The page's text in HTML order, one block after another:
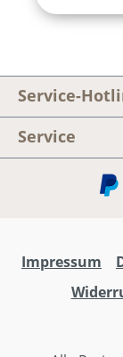
Naaman
näher.
Service-
Service
Impressum